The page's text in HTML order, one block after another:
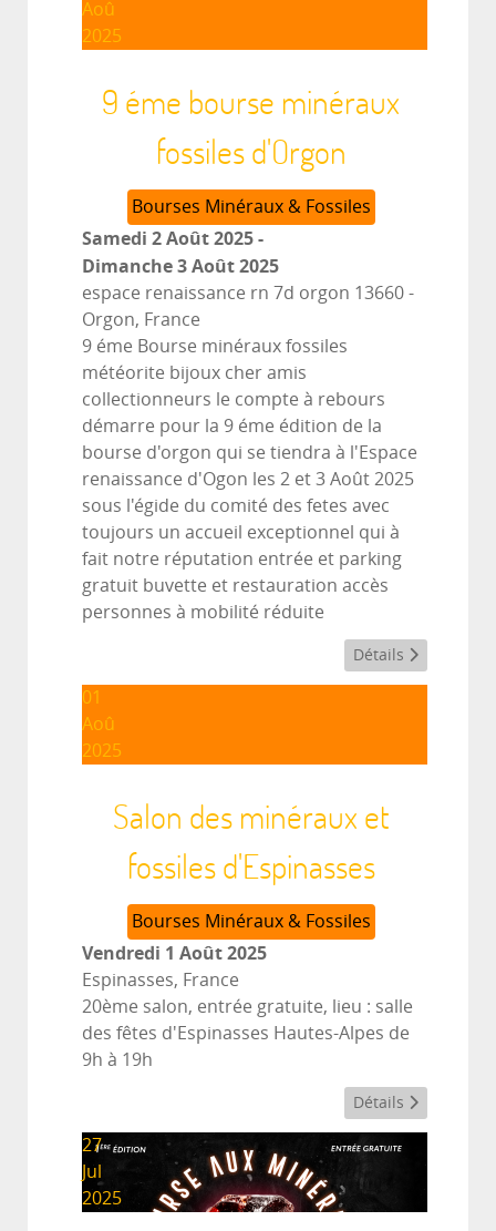
Aoû
2025
9 éme bourse minéraux
fossiles d'Orgon
Bourses Minéraux & Fossiles
Samedi 2 Août 2025-
Dimanche 3 Août 2025
espace renaissance rn 7d orgon 13660 -
Orgon, France
9 éme Bourse minéraux fossiles
météorite bijoux cher amis
collectionneurs le compte à rebours
démarre pour la 9 éme édition de la
bourse d'orgon qui se tiendra à l'Espace
renaissance d'Ogon les 2 et 3 Août 2025
sous l'égide du comité des fetes avec
toujours un accueil exceptionnel qui à
fait notre réputation entrée et parking
gratuit buvette et restauration accès
personnes à mobilité réduite
Détails
01
Aoû
2025
Salon des minéraux et
fossiles d'Espinasses
Bourses Minéraux & Fossiles
Vendredi 1 Août 2025
Espinasses, France
20ème salon, entrée gratuite, lieu : salle
des fêtes d'Espinasses Hautes-Alpes de
9h à 19h
Détails
27
Jul
2025